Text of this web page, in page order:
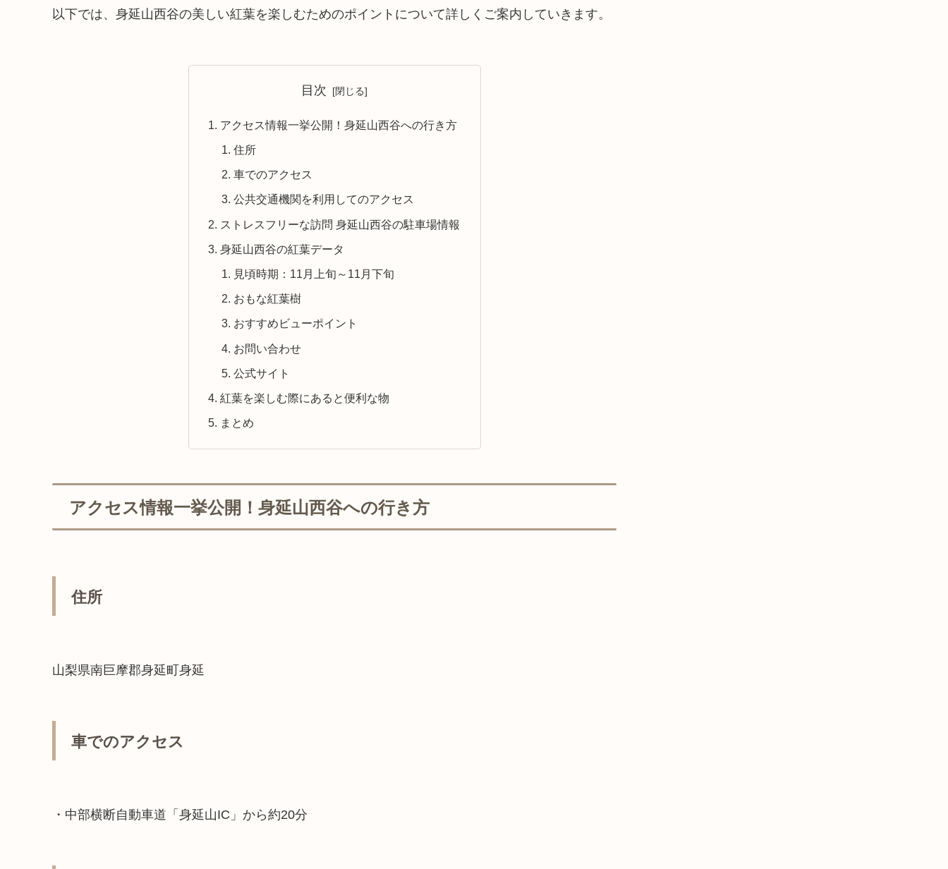
以下では、身延山西谷の美しい紅葉を楽しむためのポイントについて詳しくご案内していきます。
目次
アクセス情報一挙公開！身延山西谷への行き方
住所
車でのアクセス
公共交通機関を利用してのアクセス
ストレスフリーな訪問 身延山西谷の駐車場情報
身延山西谷の紅葉データ
見頃時期：11月上旬～11月下旬
おもな紅葉樹
おすすめビューポイント
お問い合わせ
公式サイト
紅葉を楽しむ際にあると便利な物
まとめ
アクセス情報一挙公開！身延山西谷への行き方
住所
山梨県南巨摩郡身延町身延
車でのアクセス
・中部横断自動車道「身延山IC」から約20分